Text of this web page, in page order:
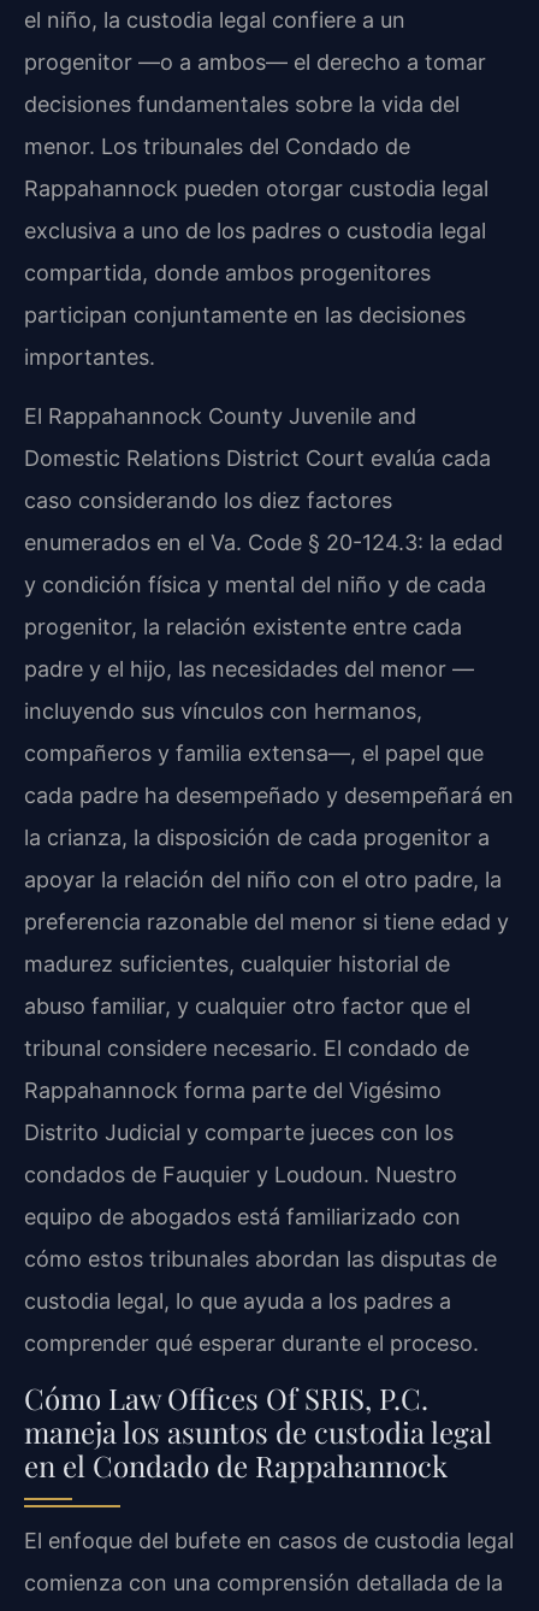
el niño, la custodia legal confiere a un
progenitor —o a ambos— el derecho a tomar
decisiones fundamentales sobre la vida del
menor. Los tribunales del Condado de
Rappahannock pueden otorgar custodia legal
exclusiva a uno de los padres o custodia legal
compartida, donde ambos progenitores
participan conjuntamente en las decisiones
importantes.
El Rappahannock County Juvenile and
Domestic Relations District Court evalúa cada
caso considerando los diez factores
enumerados en el Va. Code § 20-124.3: la edad
y condición física y mental del niño y de cada
progenitor, la relación existente entre cada
padre y el hijo, las necesidades del menor —
incluyendo sus vínculos con hermanos,
compañeros y familia extensa—, el papel que
cada padre ha desempeñado y desempeñará en
la crianza, la disposición de cada progenitor a
apoyar la relación del niño con el otro padre, la
preferencia razonable del menor si tiene edad y
madurez suficientes, cualquier historial de
abuso familiar, y cualquier otro factor que el
tribunal considere necesario. El condado de
Rappahannock forma parte del Vigésimo
Distrito Judicial y comparte jueces con los
condados de Fauquier y Loudoun. Nuestro
equipo de abogados está familiarizado con
cómo estos tribunales abordan las disputas de
custodia legal, lo que ayuda a los padres a
comprender qué esperar durante el proceso.
Cómo Law Offices Of SRIS, P.C.
maneja los asuntos de custodia legal
en el Condado de Rappahannock
El enfoque del bufete en casos de custodia legal
comienza con una comprensión detallada de la